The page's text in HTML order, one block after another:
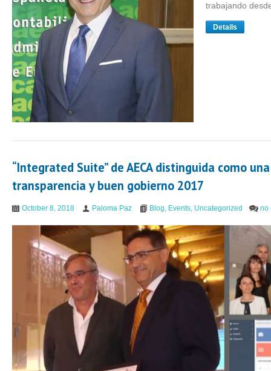
trabajando
Details
“Integrated Suite” de AECA distinguida como
transparencia y buen gobierno 2017
October 8, 2018 Paloma Paz Blog, Events, Uncategorized no